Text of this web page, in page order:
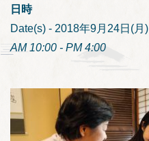
日時
Date(s) - 2018年9月24日(月)
AM 10:00 - PM 4:00